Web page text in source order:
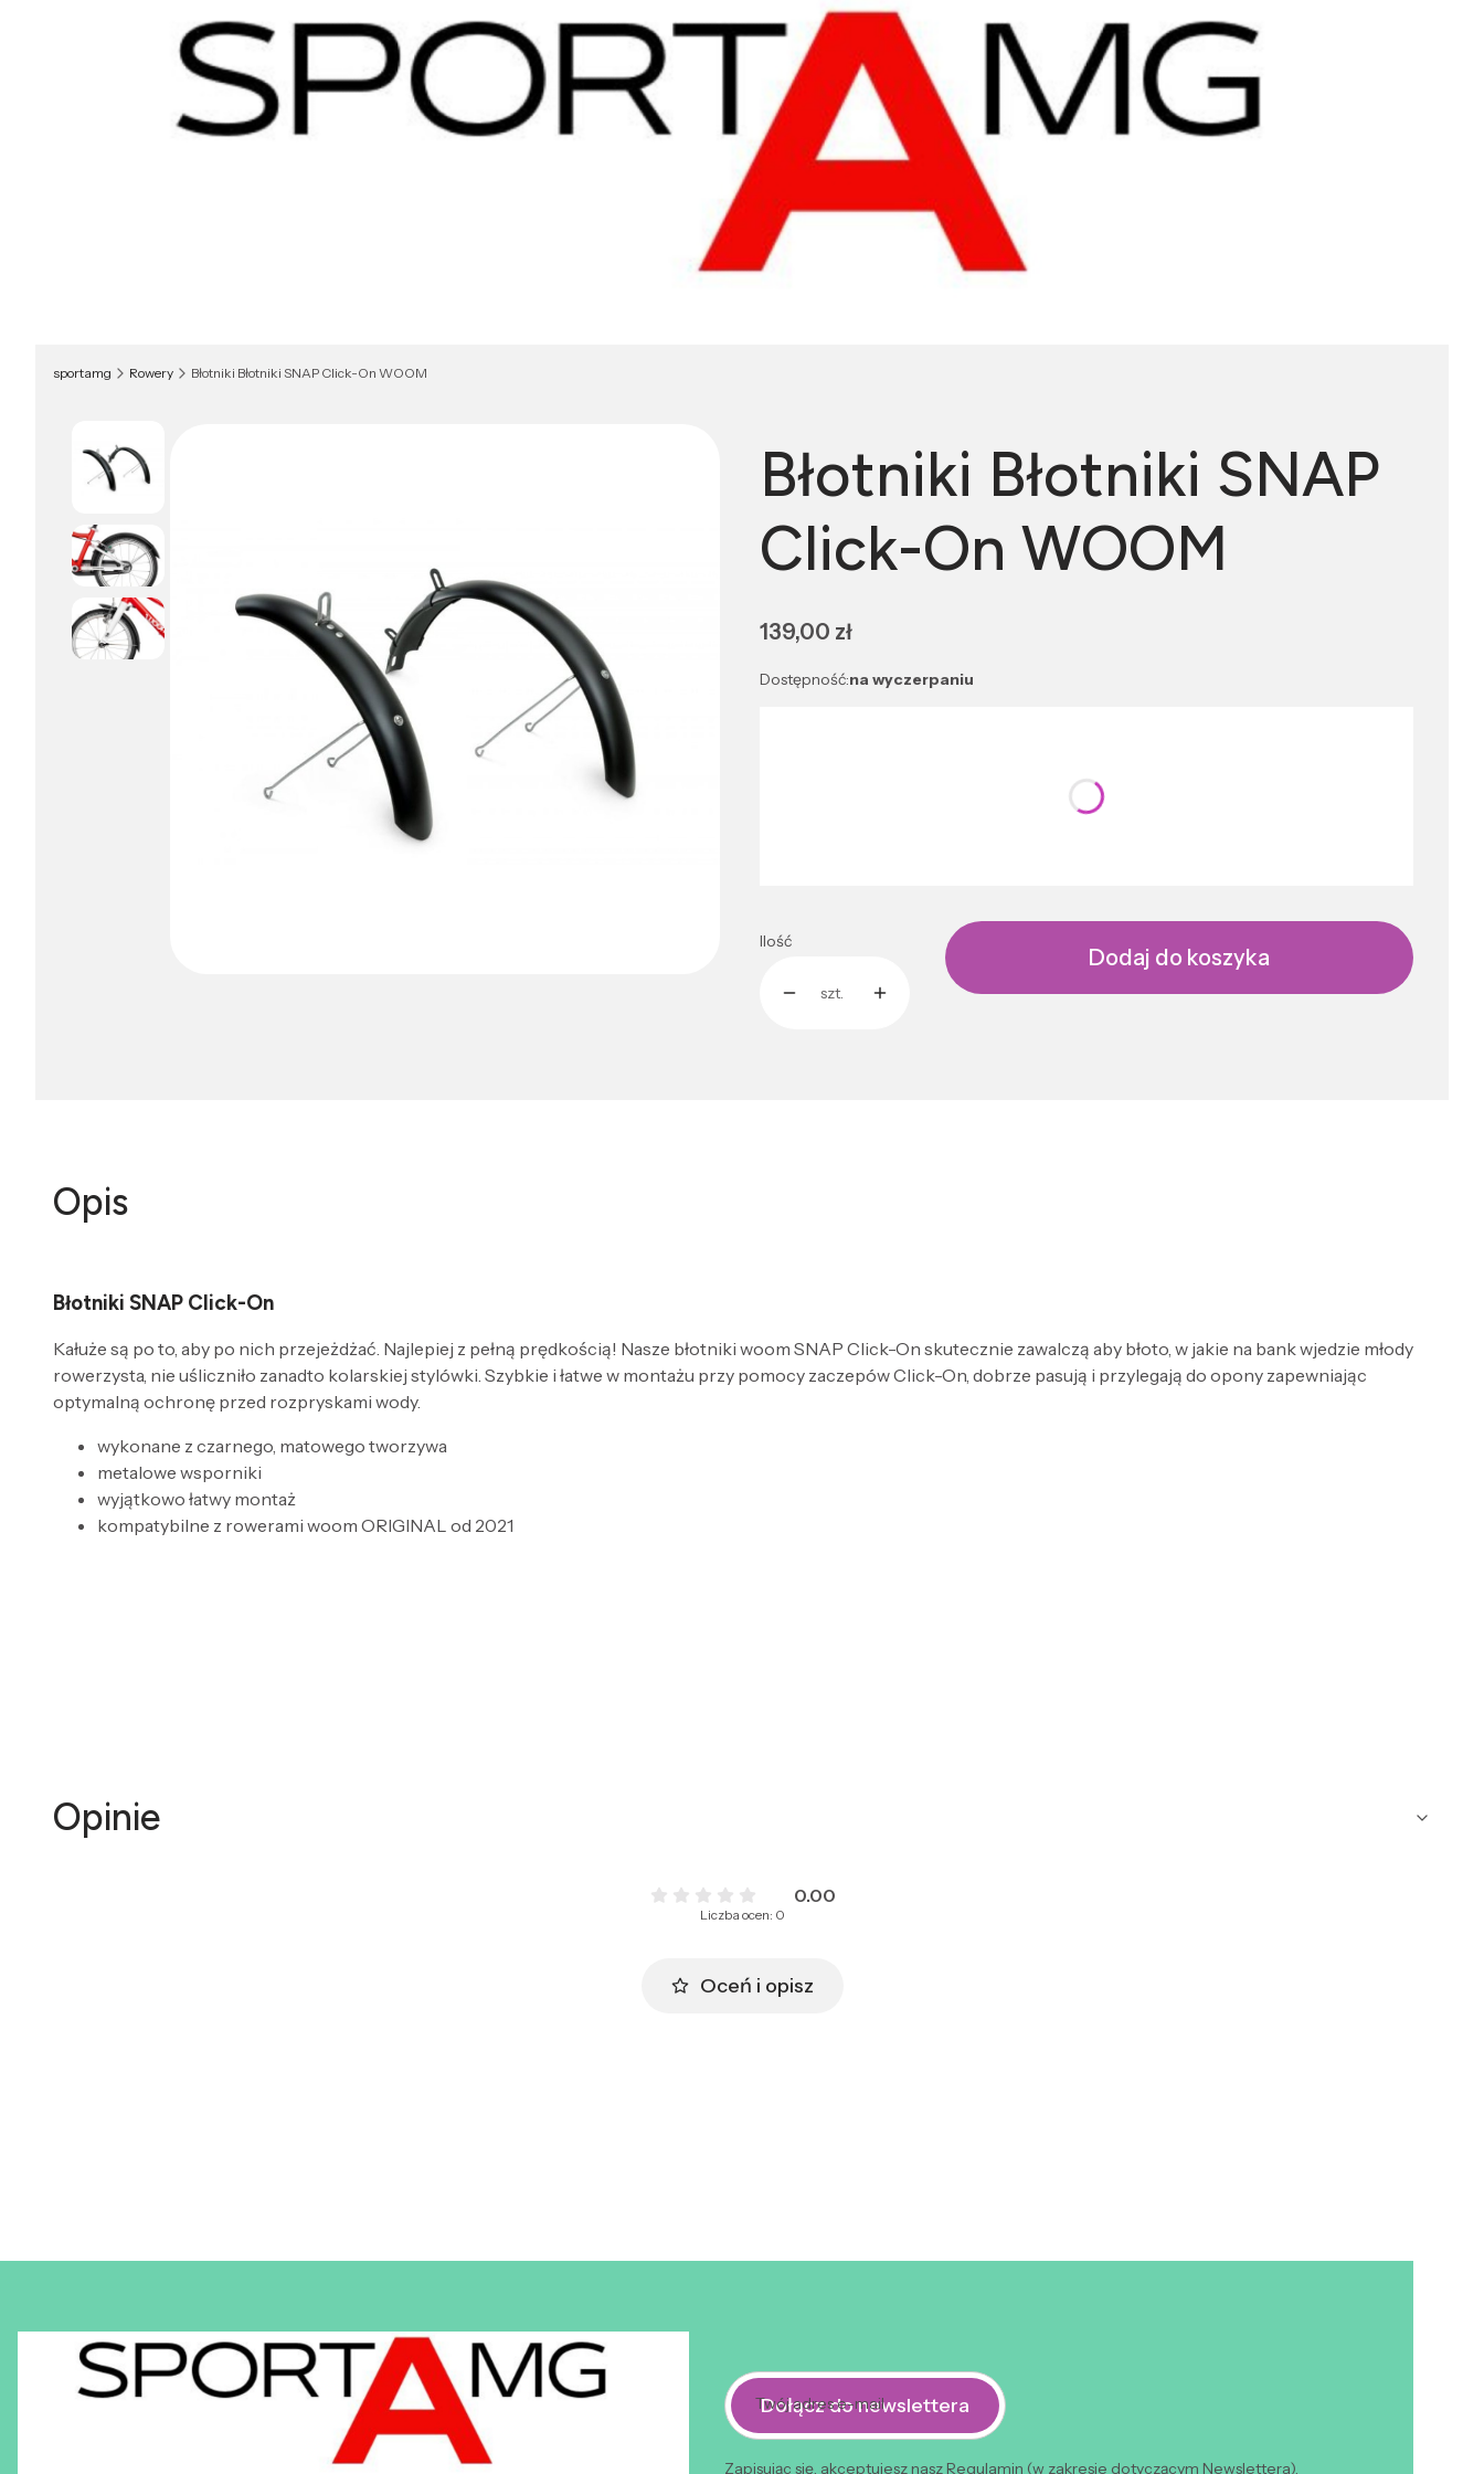
sportamg Rowery Błotniki Błotniki SNAP Click-On WOOM
Błotniki Błotniki SNAP
Click-On WOOM
Cena
139,00 zł
Dostępność:na wyczerpaniu
Ilość
szt.
Dodaj do koszyka
Opis
Błotniki SNAP Click-On
Kałuże są po to, aby po nich przejeżdżać. Najlepiej z pełną prędkością! Nasze błotniki woom SNAP Click-On skutecznie zawalczą aby błoto, w jakie na bank wjedzie młody
rowerzysta, nie uśliczniło zanadto kolarskiej stylówki. Szybkie i łatwe w montażu przy pomocy zaczepów Click-On, dobrze pasują i przylegają do opony zapewniając
optymalną ochronę przed rozpryskami wody.
wykonane z czarnego, matowego tworzywa
metalowe wsporniki
wyjątkowo łatwy montaż
kompatybilne z rowerami woom ORIGINAL od 2021
Opinie
0.00
Liczba ocen: 0
Oceń i opisz
Twój adres e-mail
Dołącz do newslettera
Zapisując się, akceptujesz nasz Regulamin (w zakresie dotyczącym Newslettera).